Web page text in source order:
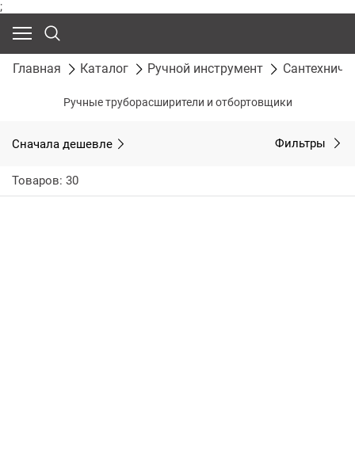
;
Главная Каталог Ручной инструмент
Ручные труборасширители и отбортовщики
Сначала дешевле Фильтры
Товаров: 30